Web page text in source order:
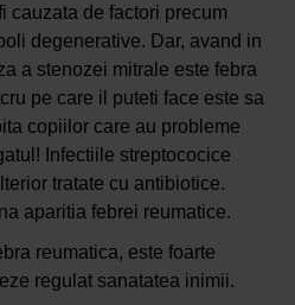
cauzata de factori precum
degenerative. Dar, avand in
a stenozei mitrale este febra
pe care il puteti face este sa
copiilor care au probleme
Infectiile streptococice
tratate cu antibiotice.
aparitia febrei reumatice.
reumatica, este foarte
regulat sanatatea inimii.